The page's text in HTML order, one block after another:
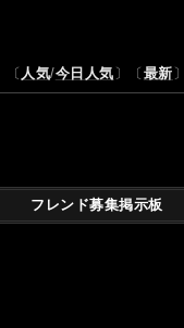
〔 人気/今日人気 〕〔 最新 〕
フレンド募集掲示板